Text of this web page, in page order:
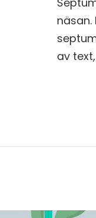
av